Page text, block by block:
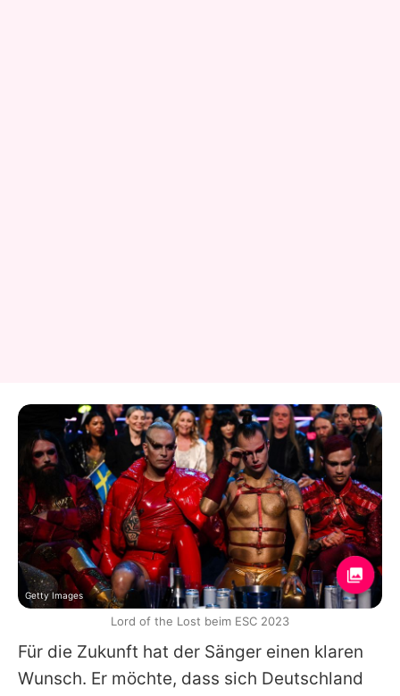
Für die Zukunft hat der Sänger einen klaren
Wunsch. Er möchte, dass sich Deutschland
Getty Images
Lord of the Lost beim ESC 2023